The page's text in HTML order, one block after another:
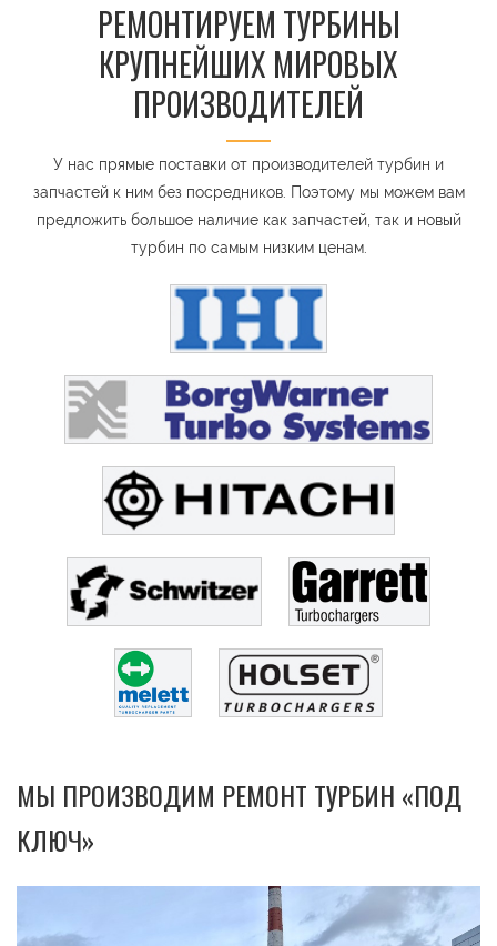
РЕМОНТИРУЕМ ТУРБИНЫ
КРУПНЕЙШИХ МИРОВЫХ
ПРОИЗВОДИТЕЛЕЙ
У нас прямые поставки от производителей турбин и
запчастей к ним без посредников. Поэтому мы можем вам
предложить большое наличие как запчастей, так и новый
турбин по самым низким ценам.
МЫ ПРОИЗВОДИМ РЕМОНТ ТУРБИН «ПОД
КЛЮЧ»